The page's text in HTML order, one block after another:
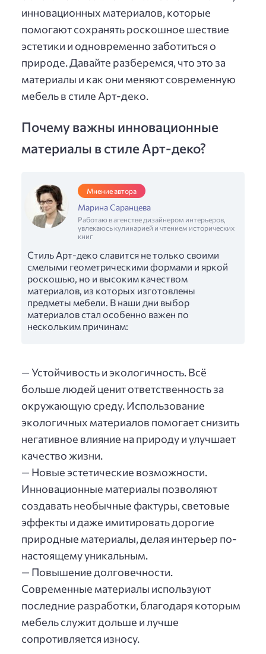
инновационных материалов, которые
помогают сохранять роскошное шествие
эстетики и одновременно заботиться о
природе. Давайте разберемся, что это за
материалы и как они меняют современную
мебель в стиле Арт-деко.
Почему важны инновационные
материалы в стиле Арт-деко?
Мнение автора
Марина Саранцева
Работаю в агенстве дизайнером интерьеров,
увлекаюсь кулинарией и чтением исторических
книг
Стиль Арт-деко славится не только своими
смелыми геометрическими формами и яркой
роскошью, но и высоким качеством
материалов, из которых изготовлены
предметы мебели. В наши дни выбор
материалов стал особенно важен по
нескольким причинам:
— Устойчивость и экологичность. Всё
больше людей ценит ответственность за
окружающую среду. Использование
экологичных материалов помогает снизить
негативное влияние на природу и улучшает
качество жизни.
— Новые эстетические возможности.
Инновационные материалы позволяют
создавать необычные фактуры, световые
эффекты и даже имитировать дорогие
природные материалы, делая интерьер по-
настоящему уникальным.
— Повышение долговечности.
Современные материалы используют
последние разработки, благодаря которым
мебель служит дольше и лучше
сопротивляется износу.